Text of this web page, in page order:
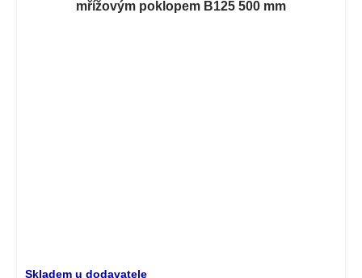
mřížovým poklopem B125 500 mm
Skladem u dodavatele